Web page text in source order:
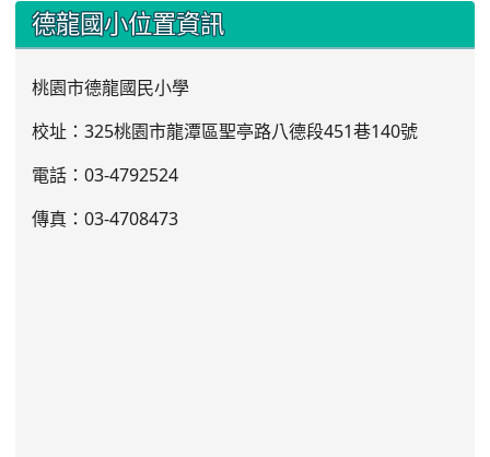
::: 德龍國小位置資訊
桃園市德龍國民小學
校址：325桃園市龍潭區聖亭路八德段451巷140號
電話：03-4792524
傳真：03-4708473